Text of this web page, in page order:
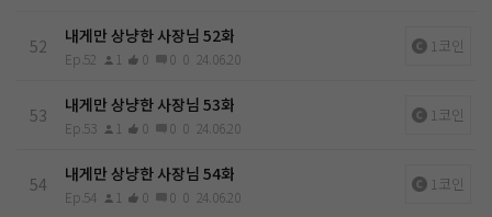
52 내게만 상냥한 사장님 52화
Ep.52 1 0 0 0 24.06.20
1코인
53 내게만 상냥한 사장님 53화
Ep.53 1 0 0 0 24.06.20
1코인
54 내게만 상냥한 사장님 54화
Ep.54 1 0 0 0 24.06.20
1코인